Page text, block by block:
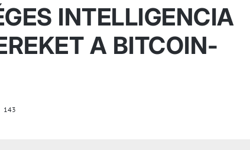
INTELLIGENCIA
A BITCOIN-
143